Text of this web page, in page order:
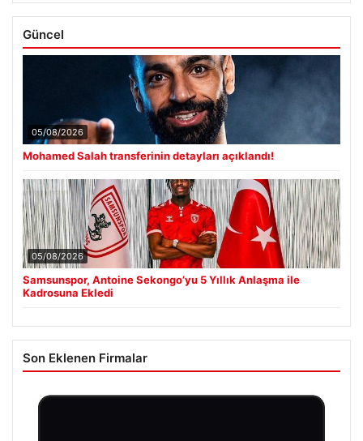
Güncel
05/08/2026
Mohamed Salah transferinin detayları açıklandı!
05/08/2026
Samsunspor, Antoine Sekongo’yu 5 Yıllık Anlaşma ile
Kadrosuna Ekledi
Son Eklenen Firmalar